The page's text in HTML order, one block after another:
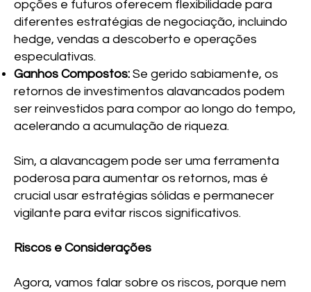
opções e futuros oferecem flexibilidade para
diferentes estratégias de negociação, incluindo
hedge, vendas a descoberto e operações
especulativas.
Ganhos Compostos: Se gerido sabiamente, os
retornos de investimentos alavancados podem
ser reinvestidos para compor ao longo do tempo,
acelerando a acumulação de riqueza.
Sim, a alavancagem pode ser uma ferramenta
poderosa para aumentar os retornos, mas é
crucial usar estratégias sólidas e permanecer
vigilante para evitar riscos significativos.
Riscos e Considerações
Agora, vamos falar sobre os riscos, porque nem